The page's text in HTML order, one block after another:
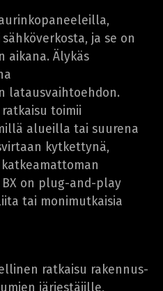
ja se on
aikana. Älykäs
latausvaihtoehdon.
toimii
alueilla tai suurena
kytkettynä,
BX on plug-and-play
tai monimutkaisia
ratkaisu rakennus-
järjestäjille,